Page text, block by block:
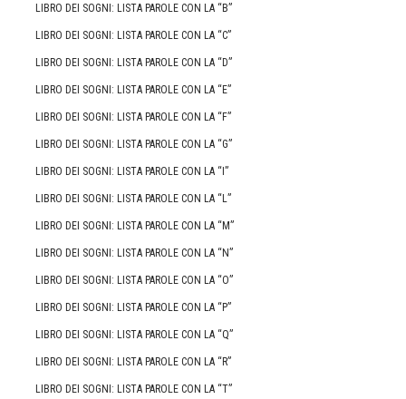
LIBRO DEI SOGNI: LISTA PAROLE CON LA “B”
LIBRO DEI SOGNI: LISTA PAROLE CON LA “C”
LIBRO DEI SOGNI: LISTA PAROLE CON LA “D”
LIBRO DEI SOGNI: LISTA PAROLE CON LA “E”
LIBRO DEI SOGNI: LISTA PAROLE CON LA “F”
LIBRO DEI SOGNI: LISTA PAROLE CON LA “G”
LIBRO DEI SOGNI: LISTA PAROLE CON LA “I”
LIBRO DEI SOGNI: LISTA PAROLE CON LA “L”
LIBRO DEI SOGNI: LISTA PAROLE CON LA “M”
LIBRO DEI SOGNI: LISTA PAROLE CON LA “N”
LIBRO DEI SOGNI: LISTA PAROLE CON LA “O”
LIBRO DEI SOGNI: LISTA PAROLE CON LA “P”
LIBRO DEI SOGNI: LISTA PAROLE CON LA “Q”
LIBRO DEI SOGNI: LISTA PAROLE CON LA “R”
LIBRO DEI SOGNI: LISTA PAROLE CON LA “T”